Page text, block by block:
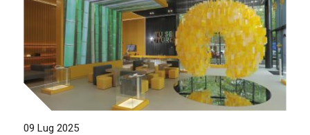
09 Lug 2025